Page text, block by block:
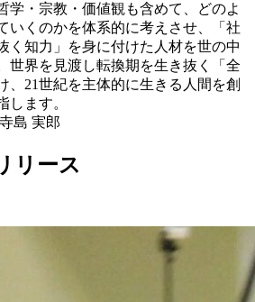
学・宗教・価値観も含めて、どのよ
いくのかを体系的に考えさせ、「社
く知力」を身に付けた人材を世の中
世界を見渡し転換期を生き抜く「全
、21世紀を主体的に生きる人間を創
します。
寺島 実郎
リース